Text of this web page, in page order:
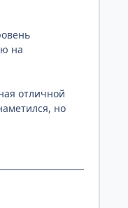
на
отличной
но